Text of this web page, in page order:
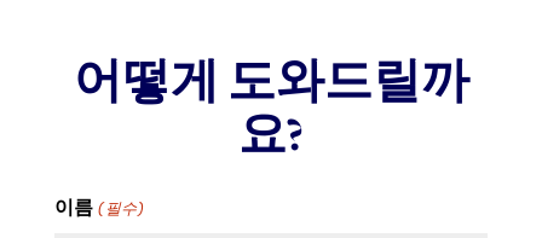
어떻게 도와드릴까
요?
이름 (필수)